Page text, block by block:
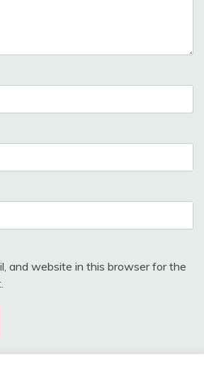
and website in this browser for the